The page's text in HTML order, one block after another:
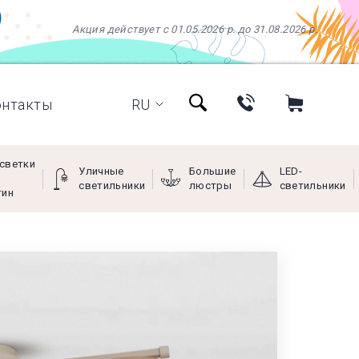
Акция действует с 01.05.2026 р. до 31.08.2026 р.
RU
+38 (097) 966-77-66
Сб с 10:00 до 16:00
Уличные
светильники
Большие
люстры
LED-
светильники